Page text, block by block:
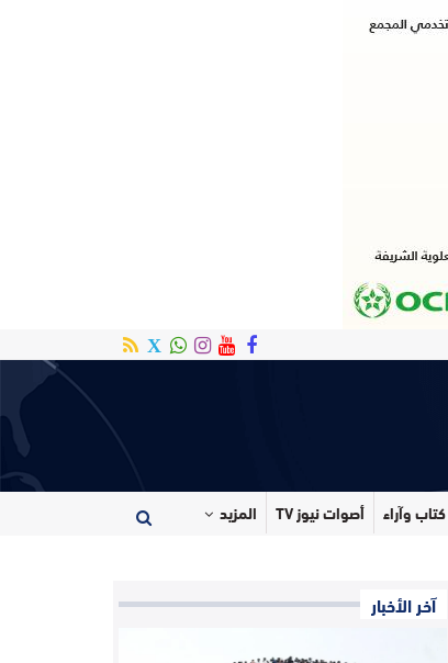
كتاب وآراء أصوات نيوز TV المزيد
آخر الأخبار